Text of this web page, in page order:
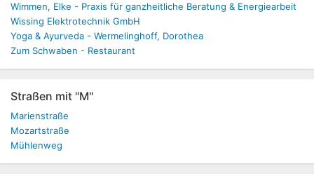
Wimmen, Elke - Praxis für ganzheitliche Beratung & Energiearbeit
Wissing Elektrotechnik GmbH
Yoga & Ayurveda - Wermelinghoff, Dorothea
Zum Schwaben - Restaurant
Straßen mit "M"
Marienstraße
Mozartstraße
Mühlenweg